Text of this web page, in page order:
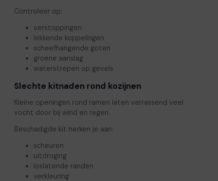
Controleer op:
verstoppingen
lekkende koppelingen
scheefhangende goten
groene aanslag
waterstrepen op gevels
Slechte kitnaden rond kozijnen
Kleine openingen rond ramen laten verrassend veel
vocht door bij wind en regen.
Beschadigde kit herken je aan:
scheuren
uitdroging
loslatende randen
verkleuring